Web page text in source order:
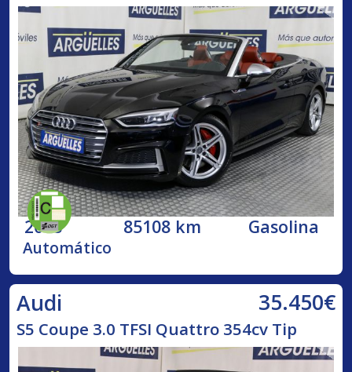
2018 85108 km Gasolina
Automático
Audi 35.450€
S5 Coupe 3.0 TFSI Quattro 354cv Tip